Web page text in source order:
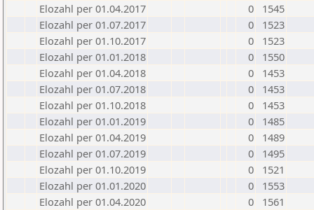
Elozahl per 01.04.2017
0
1545
Elozahl per 01.07.2017
0
1523
Elozahl per 01.10.2017
0
1523
Elozahl per 01.01.2018
0
1550
Elozahl per 01.04.2018
0
1453
Elozahl per 01.07.2018
0
1453
Elozahl per 01.10.2018
0
1453
Elozahl per 01.01.2019
0
1485
Elozahl per 01.04.2019
0
1489
Elozahl per 01.07.2019
0
1495
Elozahl per 01.10.2019
0
1521
Elozahl per 01.01.2020
0
1553
Elozahl per 01.04.2020
0
1561